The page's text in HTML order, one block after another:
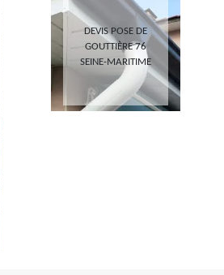
DEVIS POSE DE
GOUTTIÈRE 76
SEINE-MARITIME